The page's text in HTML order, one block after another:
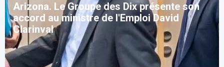
Arizona. Le Groupe des Dix présente son
accord au ministre de l'Emploi David
Clarinval